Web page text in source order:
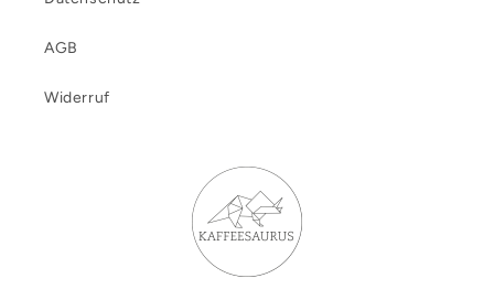
AGB
Widerruf